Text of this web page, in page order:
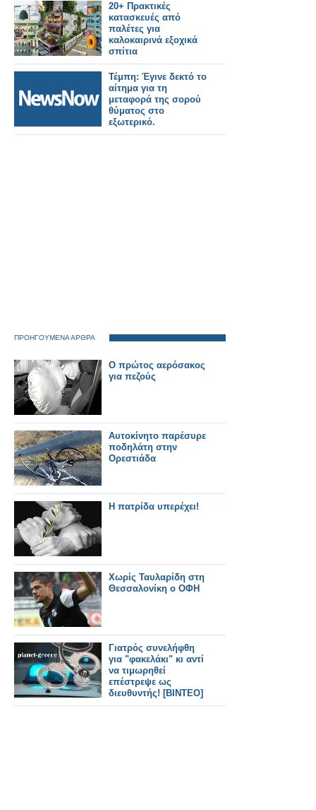
20+ Πρακτικές
κατασκευές από
παλέτες για
καλοκαιρινά εξοχικά
σπίτια
Τέμπη: Έγινε δεκτό το
αίτημα για τη
μεταφορά της σορού
θύματος στο
εξωτερικό.
ΠΡΟΗΓΟΥΜΕΝΑ ΑΡΘΡΑ
O πρώτος αερόσακος
για πεζούς
Αυτοκίνητο παρέσυρε
ποδηλάτη στην
Ορεστιάδα
Η πατρίδα υπερέχει!
Χωρίς Ταυλαρίδη στη
Θεσσαλονίκη ο ΟΦΗ
Γιατρός συνελήφθη
για "φακελάκι" κι αντί
να τιμωρηθεί
επέστρεψε ως
διευθυντής! [ΒΙΝΤΕΟ]